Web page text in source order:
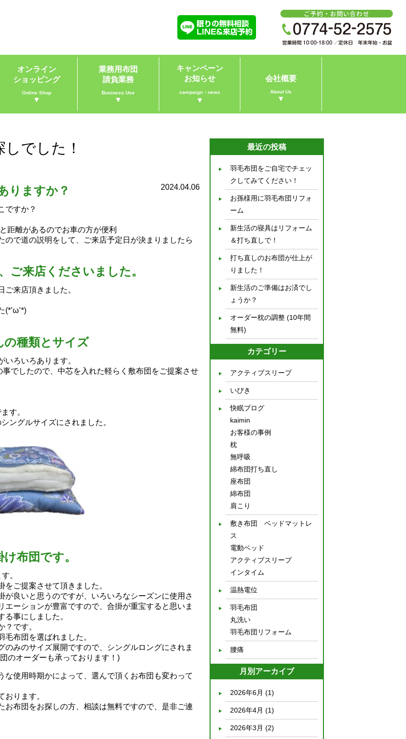
オンライン
ショッピング
Online Shop
▼
業務用布団
請負業務
Business Use
▼
キャンペーン
お知らせ
campaign・news
▼
会社概要
About Us
▼
でした！
2024.04.06
りますか？
ですか？
距離があるのでお車の方が便利
で道の説明をして、ご来店予定日が決まりましたら
ご来店くださいました。
来店頂きました。
(*’ω’*)
の種類とサイズ
ろいろあります。
でしたので、中芯を入れた軽らく敷布団をご提案させ
す。
ングルサイズにされました。
布団です。
。
ご提案させて頂きました。
良いと思うのですが、いろいろなシーズンに使用さ
ーションが豊富ですので、合掛が重宝すると思いま
事にしました。
です。
布団を選ばれました。
みのサイズ展開ですので、シングルロングにされま
のオーダーも承っております！)
使用時期かによって、選んで頂くお布団も変わって
おります。
お布団をお探しの方、相談は無料ですので、是非ご連
最近の投稿
羽毛布団をご自宅でチェッ
クしてみてください！
お孫様用に羽毛布団リフォ
ーム
新生活の寝具はリフォーム
＆打ち直しで！
打ち直しのお布団が仕上が
りました！
新生活のご準備はお済でし
ょうか？
オーダー枕の調整 (10年間
無料)
カテゴリー
アクティブスリープ
いびき
快眠ブログ
kaimin
お客様の事例
枕
無呼吸
綿布団打ち直し
座布団
綿布団
肩こり
敷き布団 ベッドマットレ
ス
電動ベッド
アクティブスリープ
インタイム
温熱電位
羽毛布団
丸洗い
羽毛布団リフォーム
腰痛
月別アーカイブ
2026年6月 (1)
2026年4月 (1)
2026年3月 (2)